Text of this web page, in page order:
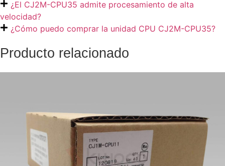
¿El CJ2M-CPU35 admite procesamiento de alta
velocidad?
¿Cómo puedo comprar la unidad CPU CJ2M-CPU35?
Producto relacionado